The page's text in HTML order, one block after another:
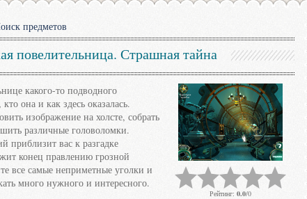
предметов
повелительница. Страшная тайна
какого-то подводного
она и как здесь оказалась.
изображение на холсте, собрать
различные головоломки.
приблизит вас к разгадке
конец правлению грозной
все самые неприметные уголки и
много нужного и интересного.
Рейтинг: 0.0/0